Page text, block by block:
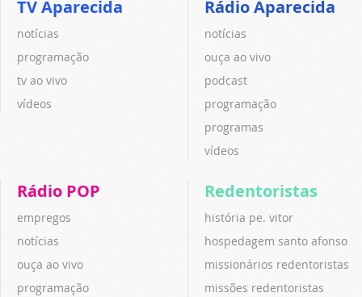
TV Aparecida
notícias
programação
tv ao vivo
vídeos
Rádio Aparecida
notícias
ouça ao vivo
podcast
programação
programas
vídeos
Rádio POP
empregos
notícias
ouça ao vivo
programação
Redentoristas
história pe. vitor
hospedagem santo afonso
missionários redentoristas
missões redentoristas